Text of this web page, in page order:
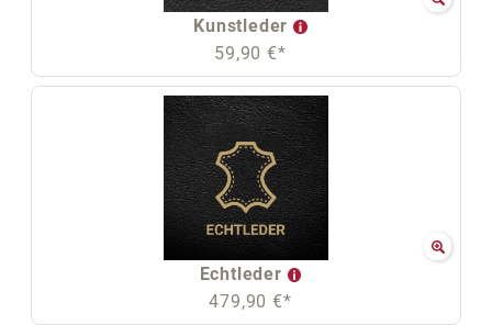
Kunstleder
59,90 €*
Echtleder
479,90 €*